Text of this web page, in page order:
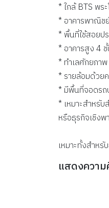
*ใกล้BTS พร
*อาคารพาณิช
*พื้นที่ใช้สอยป
*อาคารสูง4
*ทำเลศักยภา
*รายล้อมด้วย
*มีพื้นที่จอดรถ
* เหมาะสำหรั
หรือธุรกิจเชิง
เหมาะทั้งสำห
แสดงควา